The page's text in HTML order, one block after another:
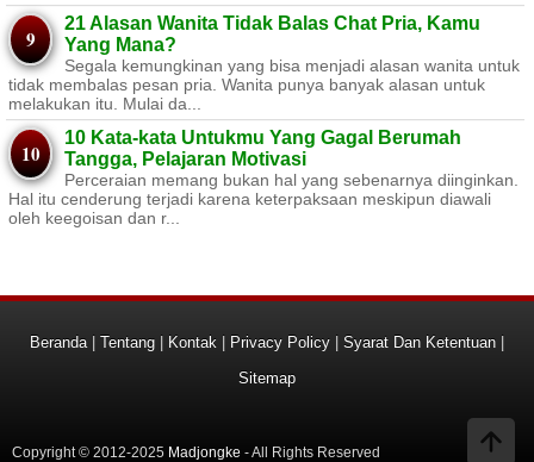
21 Alasan Wanita Tidak Balas Chat Pria, Kamu
Yang Mana?
Segala kemungkinan yang bisa menjadi alasan wanita untuk
tidak membalas pesan pria. Wanita punya banyak alasan untuk
melakukan itu. Mulai da...
10 Kata-kata Untukmu Yang Gagal Berumah
Tangga, Pelajaran Motivasi
Perceraian memang bukan hal yang sebenarnya diinginkan.
Hal itu cenderung terjadi karena keterpaksaan meskipun diawali
oleh keegoisan dan r...
Beranda| Tentang Kontak Privacy Policy Syarat Dan Ketentuan
Sitemap
Copyright © 2012-2025 Madjongke - All Rights Reserved